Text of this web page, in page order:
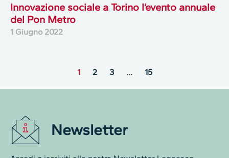
Innovazione sociale a Torino l’evento annuale
del Pon Metro
1 Giugno 2022
1 2 3 … 15
Newsletter